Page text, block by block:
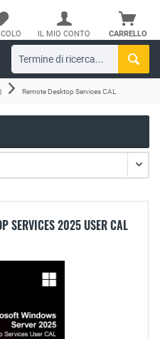
CARRELLO
IL MIO CONTO
Remote Desktop Services CAL
SERVICES 2025 USER CAL